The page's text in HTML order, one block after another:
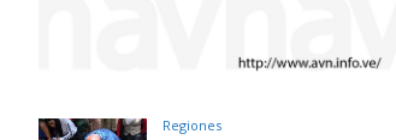
Regiones